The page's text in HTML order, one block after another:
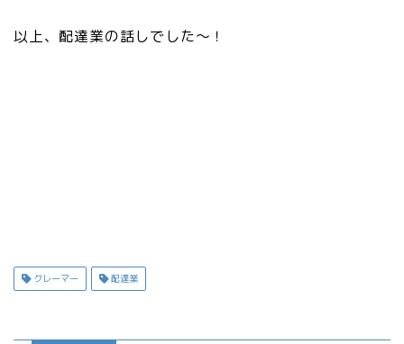
以上、配達業の話しでした〜！
クレーマー 配達業